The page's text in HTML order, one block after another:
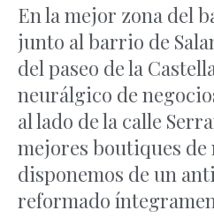
En la mejor zona del
junto al barrio de
del paseo de la
neurálgico de
al lado de la calle
mejores boutiques de
disponemos de un
reformado